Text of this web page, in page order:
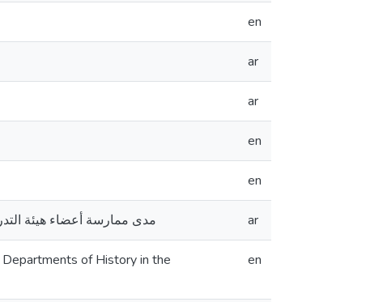
en
ar
ar
en
en
مدى ممارسة أعضاء هيئة ar
of History in the
en